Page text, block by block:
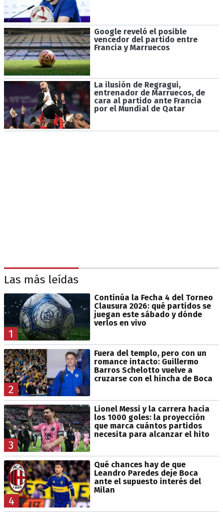
Google reveló el posible
vencedor del partido entre
Francia y Marruecos
La ilusión de Regragui,
entrenador de Marruecos, de
cara al partido ante Francia
por el Mundial de Qatar
Las más leídas
1
Continúa la Fecha 4 del Torneo
Clausura 2026: qué partidos se
juegan este sábado y dónde
verlos en vivo
2
Fuera del templo, pero con un
romance intacto: Guillermo
Barros Schelotto vuelve a
cruzarse con el hincha de Boca
3
Lionel Messi y la carrera hacia
los 1000 goles: la proyección
que marca cuántos partidos
necesita para alcanzar el hito
4
Qué chances hay de que
Leandro Paredes deje Boca
ante el supuesto interés del
Milan